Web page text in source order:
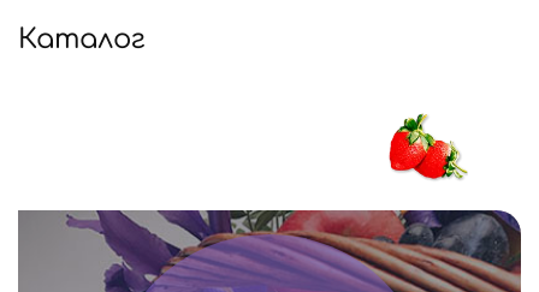
Каталог